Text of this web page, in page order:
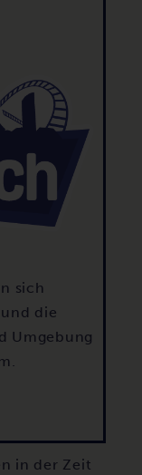
sich
die
Umgebung
in der Zeit